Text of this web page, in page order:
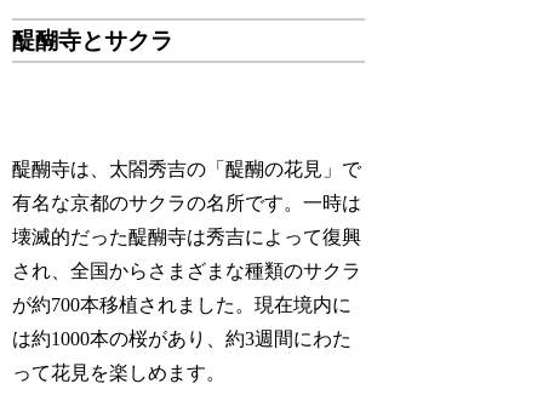
醍醐寺とサクラ
醍醐寺は、太閤秀吉の「醍醐の花見」で
有名な京都のサクラの名所です。一時は
壊滅的だった醍醐寺は秀吉によって復興
され、全国からさまざまな種類のサクラ
が約700本移植されました。現在境内に
は約1000本の桜があり、約3週間にわた
って花見を楽しめます。